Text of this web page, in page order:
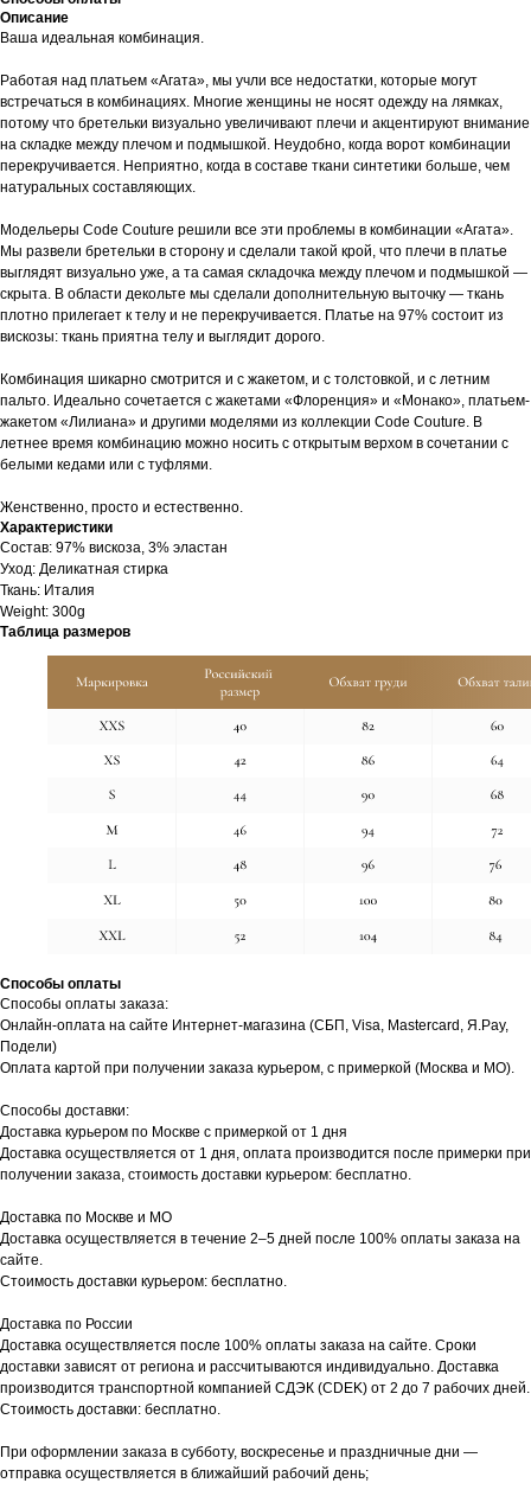
Описание
Ваша идеальная комбинация.
Работая над платьем «Агата», мы учли все недостатки, которые могут
встречаться в комбинациях. Многие женщины не носят одежду на лямках,
потому что бретельки визуально увеличивают плечи и акцентируют внимание
на складке между плечом и подмышкой. Неудобно, когда ворот комбинации
перекручивается. Неприятно, когда в составе ткани синтетики больше, чем
натуральных составляющих.
Модельеры Code Couture решили все эти проблемы в комбинации «Агата».
Мы развели бретельки в сторону и сделали такой крой, что плечи в платье
выглядят визуально уже, а та самая складочка между плечом и подмышкой —
скрыта. В области декольте мы сделали дополнительную выточку — ткань
плотно прилегает к телу и не перекручивается. Платье на 97% состоит из
вискозы: ткань приятна телу и выглядит дорого.
Комбинация шикарно смотрится и с жакетом, и с толстовкой, и с летним
пальто. Идеально сочетается с жакетами «Флоренция» и «Монако», платьем-
жакетом «Лилиана» и другими моделями из коллекции Code Couture. В
летнее время комбинацию можно носить с открытым верхом в сочетании с
белыми кедами или с туфлями.
Женственно, просто и естественно.
Характеристики
Cостав: 97% вискоза, 3% эластан
Уход: Деликатная стирка
Ткань: Италия
Weight: 300g
Таблица размеров
Способы оплаты
Способы оплаты заказа:
Онлайн-оплата на сайте Интернет-магазина (СБП, Visa, Mastercard, Я.Pay,
Подели)
Оплата картой при получении заказа курьером, с примеркой (Москва и МО).
Способы доставки:
Доставка курьером по Москве с примеркой от 1 дня
Доставка осуществляется от 1 дня, оплата производится после примерки при
получении заказа, стоимость доставки курьером: бесплатно.
Доставка по Москве и МО
Доставка осуществляется в течение 2–5 дней после 100% оплаты заказа на
сайте.
Стоимость доставки курьером: бесплатно.
Доставка по России
Доставка осуществляется после 100% оплаты заказа на сайте. Сроки
доставки зависят от региона и рассчитываются индивидуально. Доставка
производится транспортной компанией СДЭК (CDEK) от 2 до 7 рабочих дней.
Стоимость доставки: бесплатно.
При оформлении заказа в субботу, воскресенье и праздничные дни —
отправка осуществляется в ближайший рабочий день;